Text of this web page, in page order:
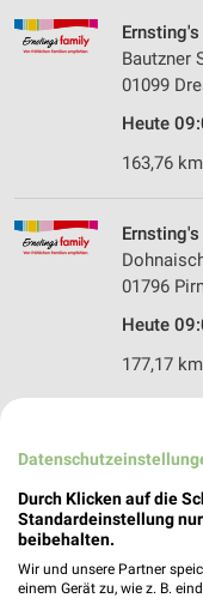
Bautzner
01099
Heute
163,76 km
01796
Heute
177,17 km
01099
Heute
163,24 km
Durch Klicken auf die
Standardeinstellung
beibehalten.
Wir und unsere Partner
einem Gerät zu, wie z. B.